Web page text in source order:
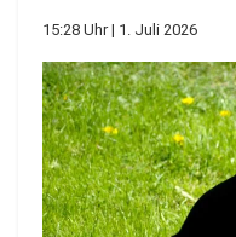
15:28 Uhr | 1. Juli 2026